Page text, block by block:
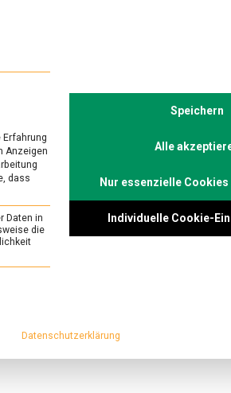
on
Fisch?
zumindest
GLASWEISE.
Anzeigen
dass
Daten in
die
und kann nicht abgewählt
Speichern
Alle
Nur essenzielle
Individuelle Cookie-
Datenschutzerklärung